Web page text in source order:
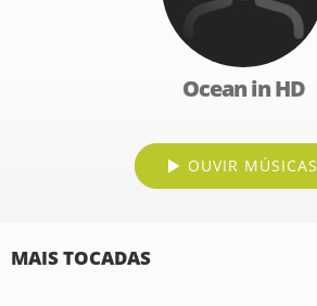
Ocean in HD
OUVIR MÚSICAS
MAIS TOCADAS